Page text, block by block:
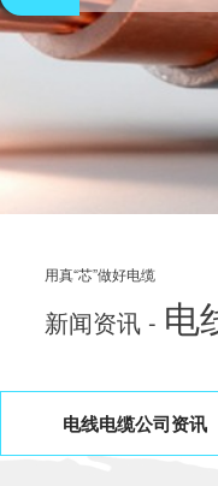
用真“芯”做好电缆
新闻资讯 - 电
电线电缆公司资讯